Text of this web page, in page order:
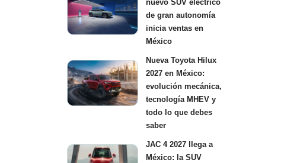
nuevo SUV eléctrico
de gran autonomía
inicia ventas en
México
Nueva Toyota Hilux
2027 en México:
evolución mecánica,
tecnología MHEV y
todo lo que debes
saber
JAC 4 2027 llega a
México: la SUV